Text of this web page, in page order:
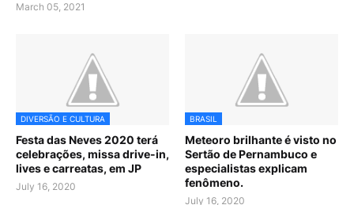
March 05, 2021
DIVERSÃO E CULTURA
Festa das Neves 2020 terá
celebrações, missa drive-in,
lives e carreatas, em JP
July 16, 2020
BRASIL
Meteoro brilhante é visto no
Sertão de Pernambuco e
especialistas explicam
fenômeno.
July 16, 2020